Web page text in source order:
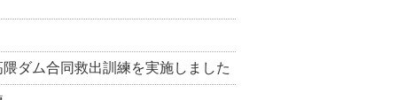
ダム合同救出訓練を実施しました